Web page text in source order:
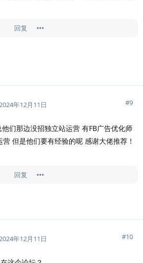
回复
年12月11日 #9
们那边没招独立站运营 有FB广告优化师
但是他们要有经验的呢 感谢大佬推荐！
回复
年12月11日 #10